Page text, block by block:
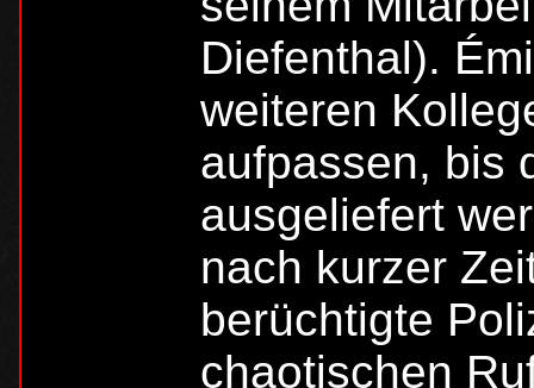
Diefenthal).
weiteren
aufpassen, bis
ausgeliefert
nach kurzer
berüchtigte
chaotischen